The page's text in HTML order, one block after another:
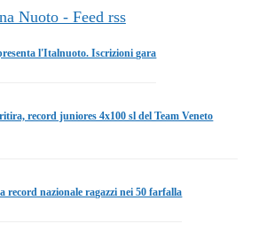
Nuoto - Feed rss
l'Italnuoto. Iscrizioni gara
record juniores 4x100 sl del Team Veneto
record nazionale ragazzi nei 50 farfalla